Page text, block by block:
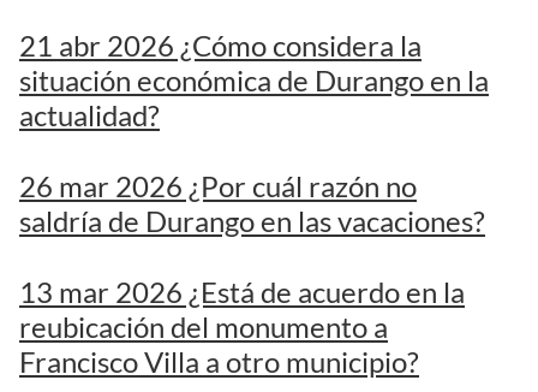
21 abr 2026 ¿Cómo considera la
situación económica de Durango en la
actualidad?
26 mar 2026 ¿Por cuál razón no
saldría de Durango en las vacaciones?
13 mar 2026 ¿Está de acuerdo en la
reubicación del monumento a
Francisco Villa a otro municipio?